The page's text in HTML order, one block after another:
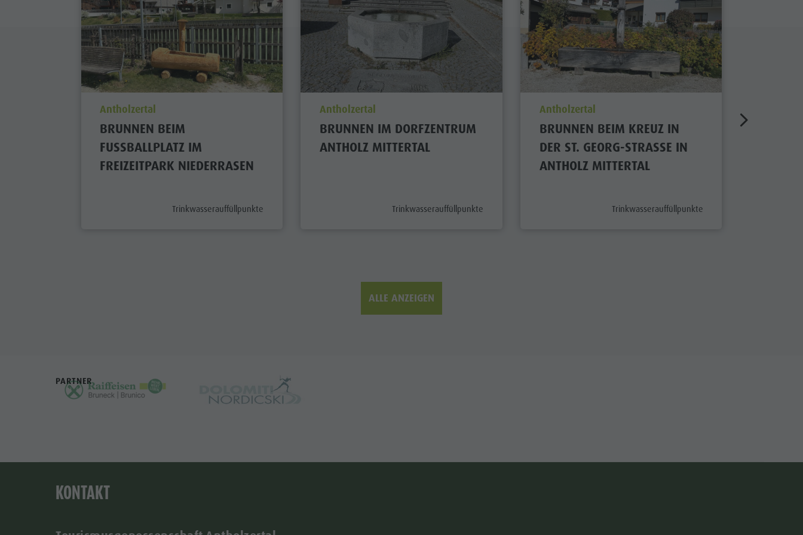
aria.poi_location_prefix
Antholzertal
BRUNNEN BEIM
FUSSBALLPLATZ IM F
REIZEITPARK NIEDERRASEN
aria.poi_category_prefix
Trinkwasserauffüllpunkte
aria.poi_location_prefix
Antholzertal
BRUNNEN IM DORFZENTRUM
ANTHOLZ MITTERTAL
aria.poi_category_prefix
Trinkwasserauffüllpunkte
aria.poi_location_prefix
Antholzertal
BRUNNEN BEIM KREUZ IN
DER ST. GEORG-STRASSE IN A
NTHOLZ MITTERTAL
aria.poi_category_prefix
Trinkwasserauffüllpunkte
ALLE ANZEIGEN
PARTNER
KONTAKT